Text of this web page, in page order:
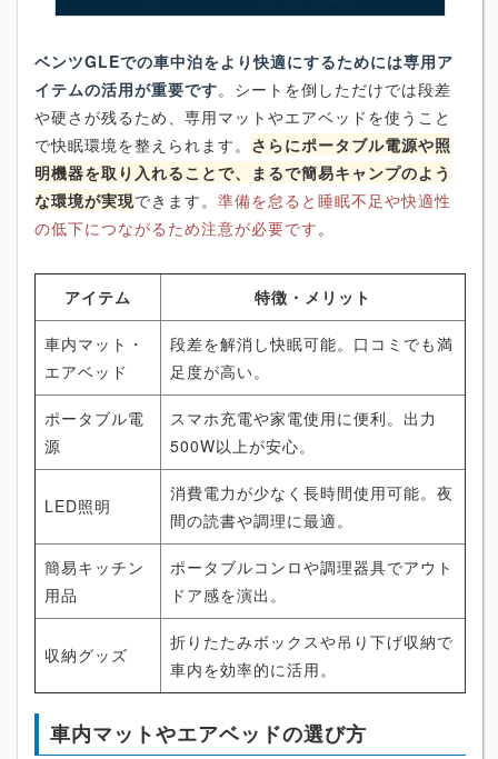
ベンツGLEでの車中泊をより快適にするためには専用ア
イテムの活用が重要です。シートを倒しただけでは段差
や硬さが残るため、専用マットやエアベッドを使うこと
で快眠環境を整えられます。 さらにポータブル電源や照
明機器を取り入れることで、まるで簡易キャンプのよう
な環境が実現できます。 準備を怠ると睡眠不足や快適性
の低下につながるため注意が必要です 。
アイテム 特徴・メリット
車内マット・
エアベッド
段差を解消し快眠可能。口コミでも満
足度が高い。
ポータブル電
源
スマホ充電や家電使用に便利。出力
500W以上が安心。
LED照明
消費電力が少なく長時間使用可能。夜
間の読書や調理に最適。
簡易キッチン
用品
ポータブルコンロや調理器具でアウト
ドア感を演出。
収納グッズ
折りたたみボックスや吊り下げ収納で
車内を効率的に活用。
車内マットやエアベッドの選び方